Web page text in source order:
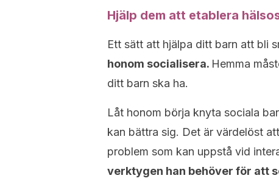
Hjälp dem att etablera
Ett sätt att hjälpa ditt barn att bli
honom socialisera. Hemma
ditt barn ska ha.
Låt honom börja knyta sociala
kan bättra sig. Det är värdelöst
problem som kan uppstå vid
verktygen han behöver för att